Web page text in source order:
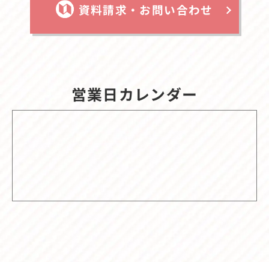
資料請求・お問い合わせ
営業日カレンダー